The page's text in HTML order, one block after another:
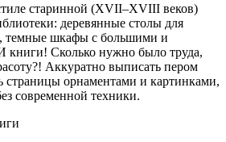
старинной (XVII–XVIII веков)
деревянные столы для
темные шкафы с большими и
книги! Сколько нужно было труда,
Аккуратно выписать пером
страницы орнаментами и картинками,
современной техники.